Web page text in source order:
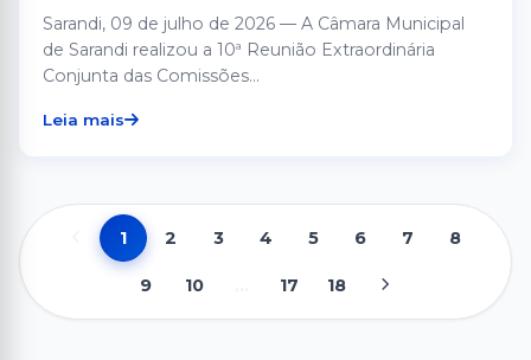
Sarandi, 09 de julho de 2026 — A Câmara Municipal
de Sarandi realizou a 10ª Reunião Extraordinária
Conjunta das Comissões...
Leia mais
1 2 3 4 5 6 7 8
9 10 17 18